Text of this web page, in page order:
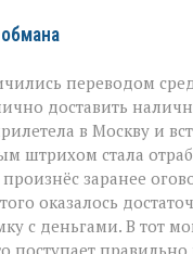
переводом
доставить
в Москву и
штрихом стала
заранее
оказалось
с деньгами. В тот